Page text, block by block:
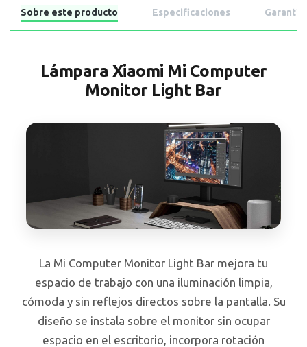
Sobre este producto Especificaciones Garantía
Lámpara Xiaomi Mi Computer
Monitor Light Bar
La Mi Computer Monitor Light Bar mejora tu
espacio de trabajo con una iluminación limpia,
cómoda y sin reflejos directos sobre la pantalla. Su
diseño se instala sobre el monitor sin ocupar
espacio en el escritorio, incorpora rotación